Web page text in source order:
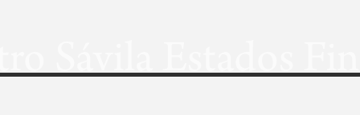
Sávila Estados